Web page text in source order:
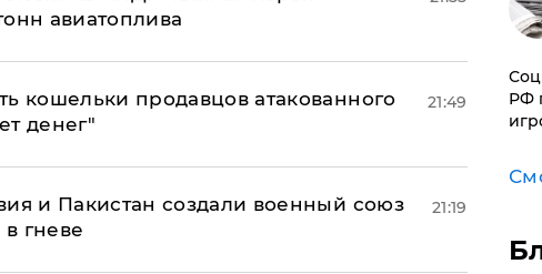
авиатоплива
кошельки продавцов атакованного
денег"
21:49
и Пакистан создали военный союз
гневе
21:19
РФ